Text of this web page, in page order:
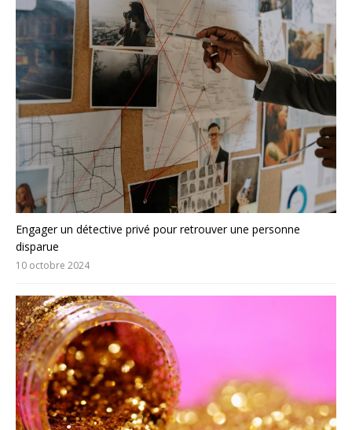
Engager un détective privé pour retrouver une personne
disparue
10 octobre 2024